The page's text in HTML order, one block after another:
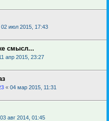
02 июл 2015, 17:43
смысл...
апр 2015, 23:27
« 04 мар 2015, 11:31
03 авг 2014, 01:45